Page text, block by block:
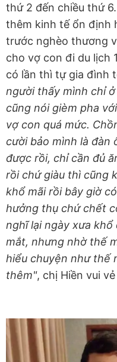
thứ 2 đến chiều thứ
thêm kinh tế ổn định
trước nghèo thương
cho vợ con đi du lịch
có lần thì tự gia đình
người thấy mình chỉ
cũng nói gièm pha
vợ con quá mức.
cười bảo mình là đàn
được rồi, chỉ cần đủ
rồi chứ giàu thì cũng
khổ mãi rồi bây giờ
hưởng thụ chứ chết
nghĩ lại ngày xưa
mắt, nhưng nhờ thế
hiểu chuyện như thế
thêm", chị Hiền vui